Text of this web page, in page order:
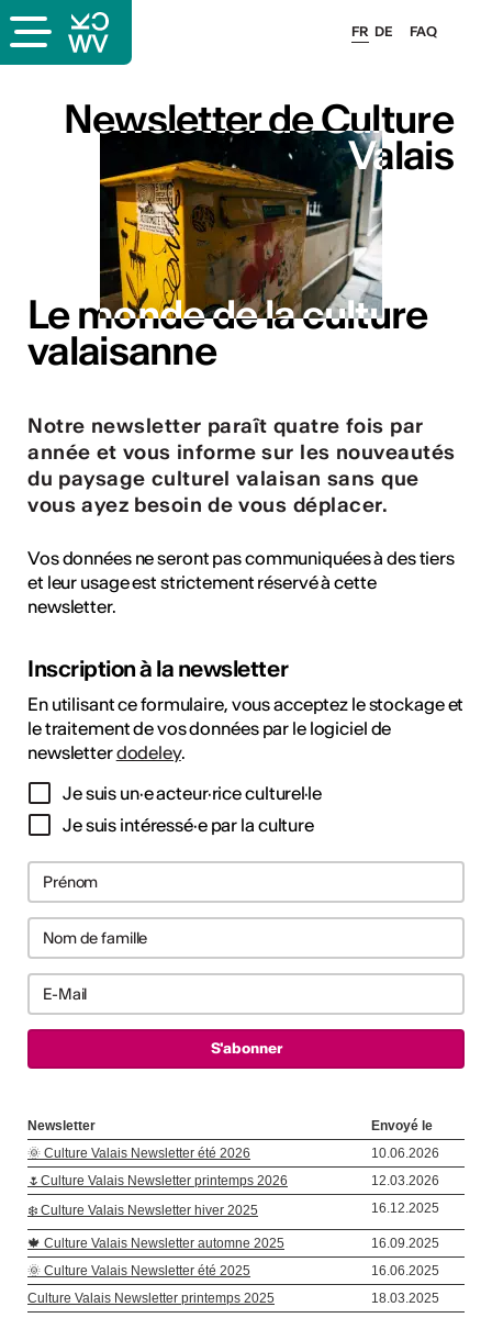
logo
FAQ
FR DE
Newsletter de Culture
Valais
Le monde de la culture
valaisanne
Newsletter de Culture
Valais
Le monde de la culture
valaisanne
Notre newsletter paraît quatre fois par
année et vous informe sur les nouveautés
du paysage culturel valaisan sans que
vous ayez besoin de vous déplacer.
Vos données ne seront pas communiquées à des tiers
et leur usage est strictement réservé à cette
newsletter.
Inscription à la newsletter
En utilisant ce formulaire, vous acceptez le stockage et
le traitement de vos données par le logiciel de
newsletterdodeley.
Je suis un·e acteur·rice culturel·le
Je suis intéressé·e par la culture